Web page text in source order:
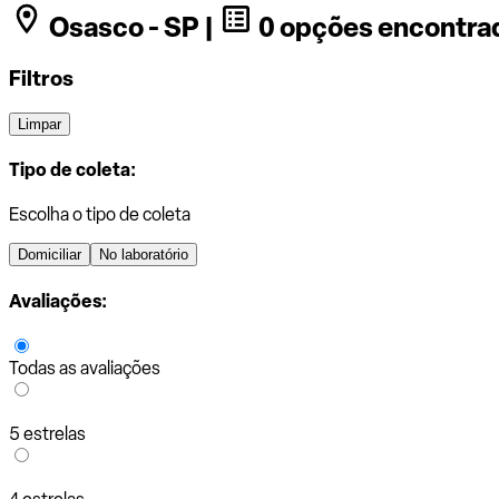
Osasco - SP | 0 opções
Filtros
Limpar
Tipo de coleta:
Escolha o tipo de coleta
Domiciliar No laboratório
Avaliações:
Todas as avaliações
5 estrelas